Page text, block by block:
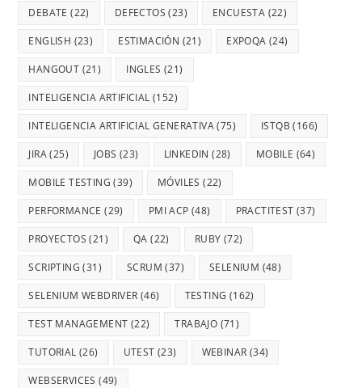
DEBATE (22) DEFECTOS (23) ENCUESTA (22)
ENGLISH (23) ESTIMACIÓN (21) EXPOQA (24)
HANGOUT (21) INGLES (21)
INTELIGENCIA ARTIFICIAL (152)
INTELIGENCIA ARTIFICIAL GENERATIVA(75) ISTQB (166)
JIRA(25) JOBS (23) LINKEDIN (28) MOBILE (64)
MOBILE TESTING (39) MÓVILES (22)
PERFORMANCE (29) PMI ACP (48) PRACTITEST (37)
PROYECTOS (21) QA (22) RUBY (72)
SCRIPTING (31) SCRUM (37) SELENIUM (48)
SELENIUM WEBDRIVER (46) TESTING (162)
TEST MANAGEMENT (22) TRABAJO (71)
TUTORIAL (26) UTEST (23) WEBINAR (34)
WEBSERVICES (49)